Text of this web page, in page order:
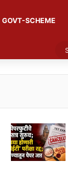
GOVT-SCHEME